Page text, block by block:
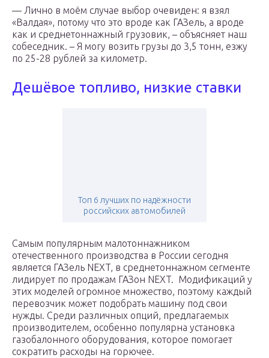
— Лично в моём случае выбор очевиден: я взял
«Валдая», потому что это вроде как ГАЗель, а вроде
как и среднетоннажный грузовик, – объясняет наш
собеседник. – Я могу возить грузы до 3,5 тонн, езжу
по 25-28 рублей за километр.
Дешёвое топливо, низкие ставки
Топ 6 лучших по надёжности
российских автомобилей
Самым популярным малотоннажником
отечественного производства в России сегодня
является ГАЗель NEXT, в среднетоннажном сегменте
лидирует по продажам ГАЗон NEXT. Модификаций у
этих моделей огромное множество, поэтому каждый
перевозчик может подобрать машину под свои
нужды. Среди различных опций, предлагаемых
производителем, особенно популярна установка
газобалонного оборудования, которое помогает
сократить расходы на горючее.